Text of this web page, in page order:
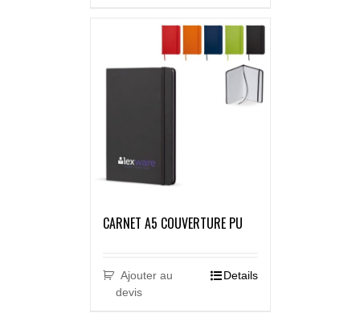
CARNET A5 COUVERTURE PU
Ajouter au
devis
Details